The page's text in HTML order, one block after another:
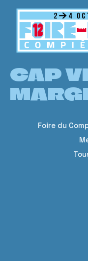
principal
CAP
Foire du